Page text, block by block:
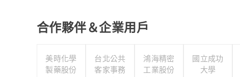
合作夥伴＆企業用戶
美時化學
製藥股份
台北公共
客家事務
鴻海精密
工業股份
國立成功
大學